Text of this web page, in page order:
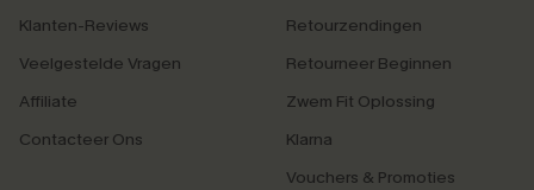
Klanten-Reviews
Veelgestelde Vragen
Affiliate
Contacteer Ons
Retourzendingen
Retourneer Beginnen
Zwem Fit Oplossing
Klarna
Vouchers & Promoties